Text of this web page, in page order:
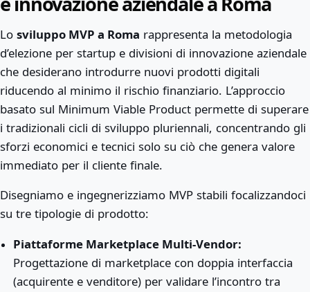
Lo sviluppo MVP a Roma rappresenta la metodologia
d’elezione per startup e divisioni di innovazione aziendale
che desiderano introdurre nuovi prodotti digitali
riducendo al minimo il rischio finanziario. L’approccio
basato sul Minimum Viable Product permette di superare
i tradizionali cicli di sviluppo pluriennali, concentrando gli
sforzi economici e tecnici solo su ciò che genera valore
immediato per il cliente finale.
Disegniamo e ingegnerizziamo MVP stabili focalizzandoci
su tre tipologie di prodotto:
Piattaforme Marketplace Multi-Vendor:
Progettazione di marketplace con doppia interfaccia
(acquirente e venditore) per validare l’incontro tra